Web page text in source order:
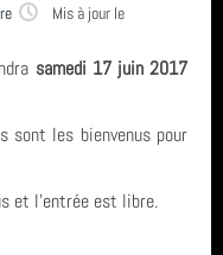
Mis à jour le
samedi 17 juin 2017
sont les bienvenus pour
et l'entrée est libre.